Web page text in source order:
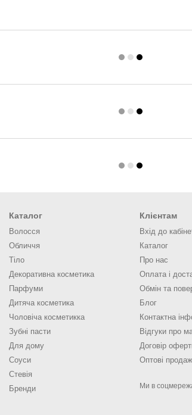
Каталог
Волосся
Обличчя
Тіло
Декоративна косметика
Парфуми
Дитяча косметика
Чоловіча косметикка
Зубні пасти
Для дому
Соуси
Стевія
Бренди
Клієнтам
Вхід до
Каталог
Про нас
Оплата і
Обмін та
Блог
Контактна
Відгуки про
Договір
Оптові
Ми в